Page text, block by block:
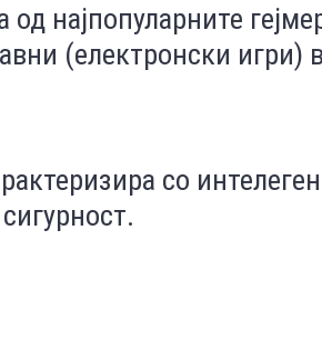
од најпопуларните
(електронски игри)
со